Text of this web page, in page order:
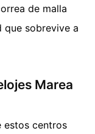
de malla
que sobrevive a
Marea
estos centros